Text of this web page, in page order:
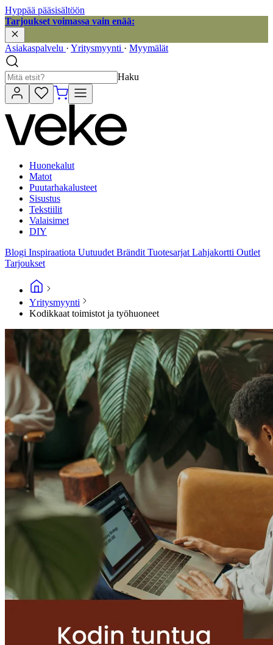
Hyppää pääsisältöön
Tarjoukset voimassa vain enää:
Asiakaspalvelu · Yritysmyynti · Myymälät
Haku
Huonekalut
Matot
Puutarhakalusteet
Sisustus
Tekstiilit
Valaisimet
DIY
Blogi Inspiraatiota Uutuudet Brändit Tuotesarjat Lahjakortti Outlet
Tarjoukset
Yritysmyynti
Kodikkaat toimistot ja työhuoneet